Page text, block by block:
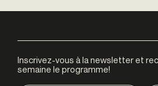
Inscrivez-vous à la newsletter et
semaine le programme!